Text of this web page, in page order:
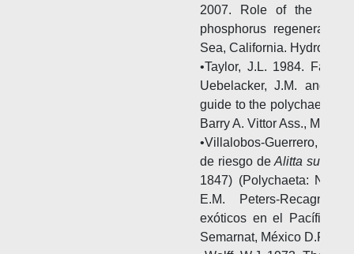
2007. Role of the
phosphorus
Sea, California.
•Taylor, J.L. 1984.
Uebelacker, J.M. and
guide to the polychaetes
Barry A. Vittor Ass.,
•Villalobos-Guerrero,
de riesgo deAlitta
1847) (Polychaeta:
E.M. Peters-Recagno
exóticos en el Pacífico
Semarnat, México D.F.